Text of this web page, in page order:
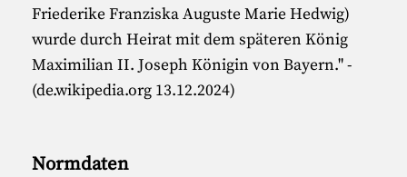
Friederike Franziska Auguste Marie Hedwig)
wurde durch Heirat mit dem späteren König
Maximilian II. Joseph Königin von Bayern." -
(de.wikipedia.org 13.12.2024)
Normdaten